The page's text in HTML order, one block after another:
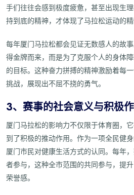
手们往往会感到极度疲惫，甚至出现生
持到底的精神，才体现了马拉松运动的精
每年厦门马拉松都会见证无数感人的故
得金牌而来，而是为了克服个人的身体
的目标。这种奋力拼搏的精神激励着每
挑战，展现出不屈不挠的勇气。
3、赛事的社会意义与积极
厦门马拉松的影响力不仅限于体育圈，
到了积极的推动作用。作为一项全民健
厦门市民对健康生活方式的认同。每年
者参与，这种全市范围的共同参与，提
荣誉感。